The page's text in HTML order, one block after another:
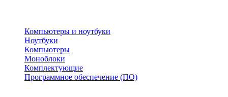
Компьютеры и ноутбуки
Ноутбуки
Компьютеры
Моноблоки
Комплектующие
Программное обеспечение (ПО)